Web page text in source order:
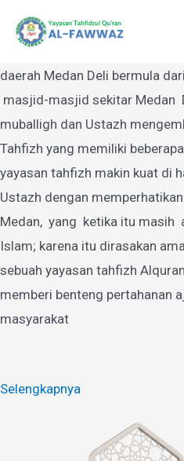
Yayasan Tahfidzul
Yayasan Tahfidzul Quran Al-
daerah Medan Deli bermula
masjid-masjid sekitar Medan
muballigh dan Ustazh
Tahfizh yang memiliki
yayasan tahfizh makin kuat di
Ustazh dengan
Medan, yang ketika itu masih
Islam; karena itu dirasakan
sebuah yayasan tahfizh
memberi benteng pertahanan
masyarakat
Selengkapnya